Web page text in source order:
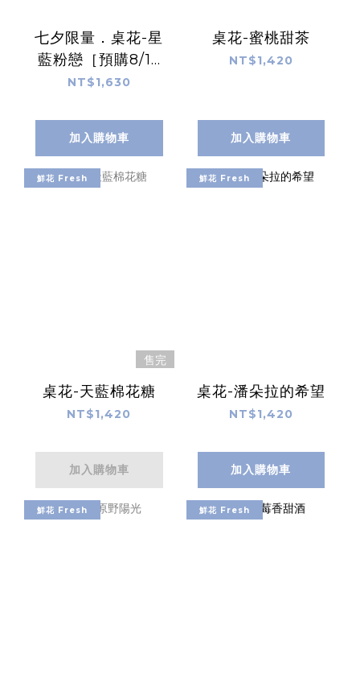
七夕限量．桌花-星
藍粉戀［預購8/17
出貨］
NT$1,630
加入購物車
桌花-蜜桃甜茶
NT$1,420
加入購物車
鮮花 Fresh
售完
桌花-天藍棉花糖
NT$1,420
加入購物車
鮮花 Fresh
桌花-潘朵拉的希望
NT$1,420
加入購物車
鮮花 Fresh 鮮花 Fresh